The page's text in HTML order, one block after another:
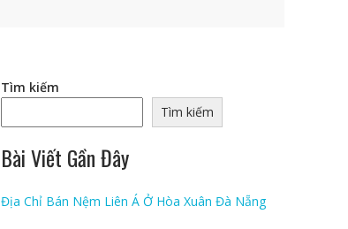
Tìm kiếm
Tìm kiếm
Bài Viết Gần Đây
Địa Chỉ Bán Nệm Liên Á Ở Hòa Xuân Đà Nẵng